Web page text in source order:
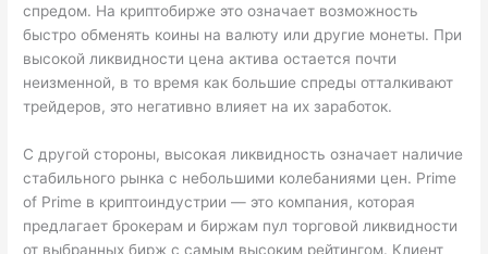
спредом. На криптобирже это означает возможность
быстро обменять коины на валюту или другие монеты. При
высокой ликвидности цена актива остается почти
неизменной, в то время как большие спреды отталкивают
трейдеров, это негативно влияет на их заработок.
С другой стороны, высокая ликвидность означает наличие
стабильного рынка с небольшими колебаниями цен. Prime
of Prime в криптоиндустрии — это компания, которая
предлагает брокерам и биржам пул торговой ликвидности
от выбранных бирж с самым высоким рейтингом. Клиент